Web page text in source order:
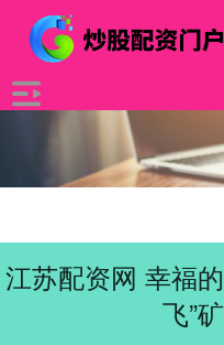
江苏配资网 幸福
飞”